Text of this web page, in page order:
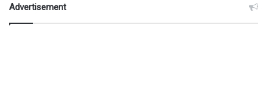
Advertisement